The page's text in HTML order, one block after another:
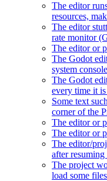
The editor
resources,
The editor
rate monitor
The editor or
The Godot
system console
The Godot
every time it
Some text
corner of the
The editor or
The editor or
The editor/
after
The project
load some